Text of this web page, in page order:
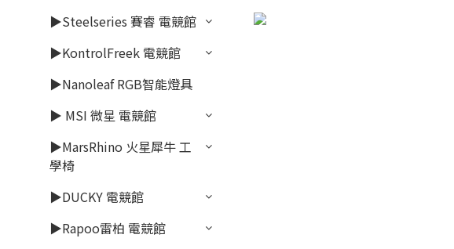
▶Steelseries 賽睿 電競館
▶KontrolFreek 電競館
▶Nanoleaf RGB智能燈具
▶ MSI 微星 電競館
▶MarsRhino 火星犀牛 工
學椅
▶DUCKY 電競館
▶Rapoo雷柏 電競館